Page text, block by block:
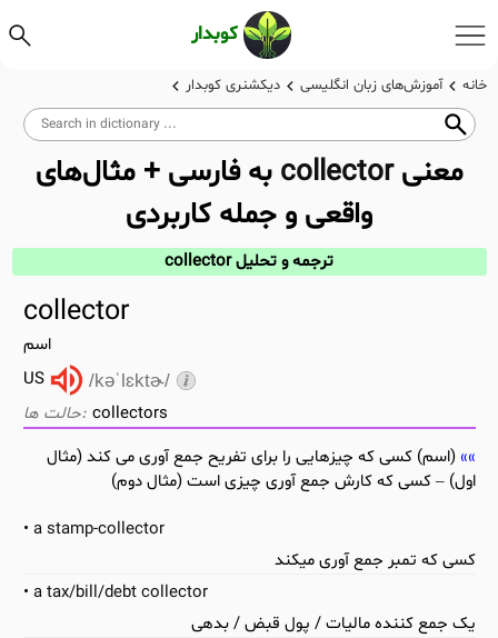
کوبدار
خانه آموزش‌های زبان انگلیسی دیکشنری کوبدار
معنیcollector به فارسی + مثال‌های
واقعی و جمله کاربردی
ترجمه و تحلیل collector
collector
اسم
US
/kəˈlɛktɚ/
collectors
(اسم) کسی که چیزهایی را برای تفریح جمع آوری می کند (مثال
اول) – کسی که کارش جمع آوری چیزی است (مثال دوم)
a stamp-collector
کسی که تمبر جمع آوری میکند
a tax/bill/debt collector
یک جمع کننده مالیات / پول قبض / بدهی